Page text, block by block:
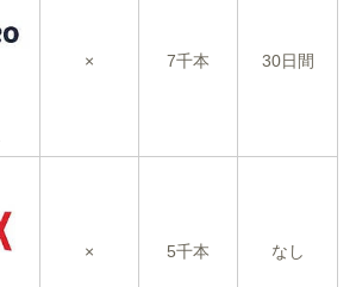
× 7千本 30日間
× 5千本 なし